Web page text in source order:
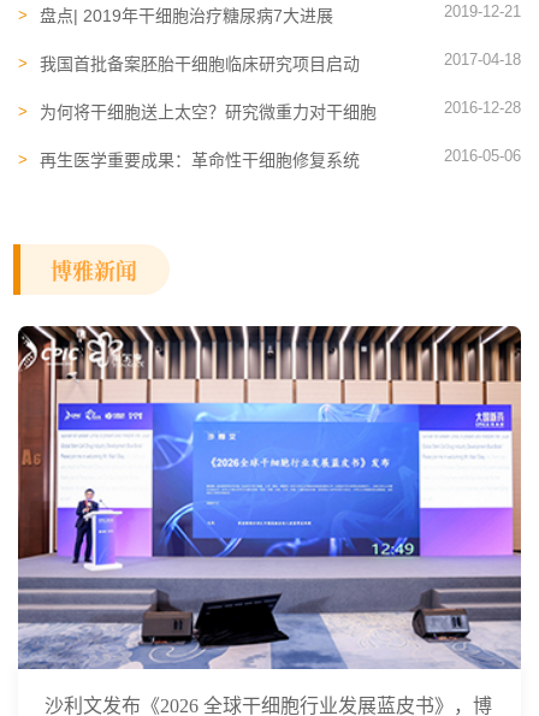
盘点| 2019年干细胞治疗糖尿病7大进展 2019-12-21
我国首批备案胚胎干细胞临床研究项目启动 2017-04-18
为何将干细胞送上太空？研究微重力对干细胞
2016-12-28
再生医学重要成果：革命性干细胞修复系统 2016-05-06
博雅新闻
沙利文发布《2026 全球干细胞行业发展蓝皮书》，博